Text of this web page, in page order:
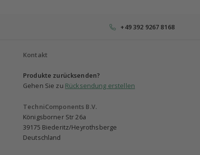
+49 392 9267 8168
Kontakt
Produkte zurücksenden?
Gehen Sie zu Rücksendung erstellen
TechniComponents B.V.
Königsborner Str 26a
39175 Biederitz/Heyrothsberge
Deutschland